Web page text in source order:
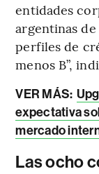
entidades
argentinas de
perfiles de
menos B”,
VER MÁS:
expectativa
mercado
Las ocho